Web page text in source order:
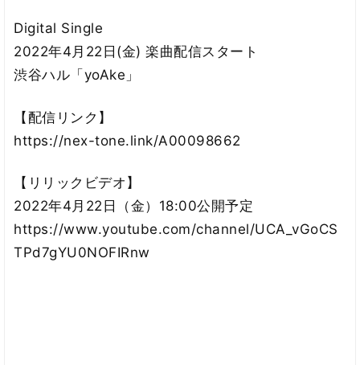
Digital Single
2022年4月22日(金) 楽曲配信スタート
渋谷ハル「yoAke」
【配信リンク】
https://nex-tone.link/A00098662
【リリックビデオ】
2022年4月22日（金）18:00公開予定
https://www.youtube.com/channel/UCA_vGoCS
TPd7gYU0NOFIRnw